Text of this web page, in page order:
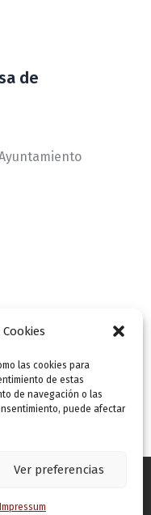
las cookies para
de estas
de navegación o las
puede afectar
Ver preferencias
Impressum
de